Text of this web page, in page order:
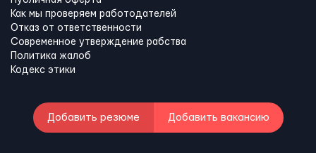
Как мы проверяем работодателей
Отказ от ответственности
Современное утверждение рабства
Политика жалоб
Кодекс этики
Добавить резюме Добавить вакансию